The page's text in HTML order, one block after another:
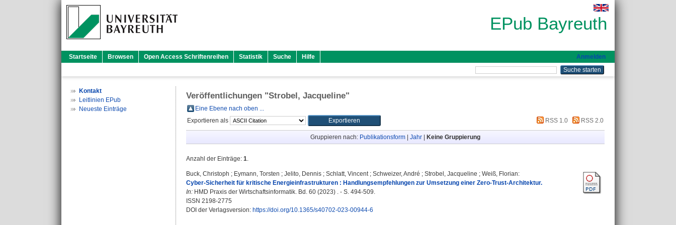
EPub Bayreuth
Startseite Browsen Open Access Schriftenreihen Statistik Suche Hilfe Anmelden
Kontakt
Leitlinien EPub
Neueste Einträge
Veröffentlichungen "Strobel, Jacqueline"
Eine Ebene nach oben ...
Exportieren als
RSS 1.0 RSS 2.0
Gruppieren nach: Publikationsform Jahr Keine Gruppierung
Anzahl der Einträge: 1.
Buck, Christoph ; Eymann, Torsten ; Jelito, Dennis ; Schlatt, Vincent; Schweizer, André ; Strobel, Jacqueline ; Weiß, Florian:
Cyber-Sicherheit für kritische Energieinfrastrukturen : Handlungsempfehlungen zur Umsetzung einer Zero-Trust-Architektur.
In: HMD Praxis der Wirtschaftsinformatik. Bd. 60 (2023) . - S. 494-509.
ISSN 2198-2775
DOI der Verlagsversion: https://doi.org/10.1365/s40702-023-00944-6